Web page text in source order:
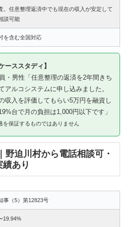
。任意整理返済中でも現在の収入が安定して
談可能
を含む全国対応
ーススタディ】
・男性「任意整理の返済を2年間きち
アルコシステムに申し込みました。
収入を評価してもらい5万円を融資し
台で月の負担は1,000円以下です」
保証するものではありません
迫川村から電話相談可・
あり
事（5）第12823号
19.94%